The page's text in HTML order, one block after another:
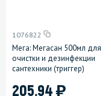
1076822
Мега: Мегасан 500мл для
очистки и дезинфекции
сантехники (триггер)
205.94)